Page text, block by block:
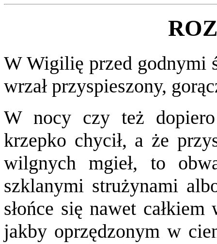
W Wigilię przed godnymi
wrzał przyspieszony,
W nocy czy też
krzepko chycił, a że
wilgnych mgieł, to
szklanymi strużynami
słońce się nawet
jakby oprzędzonym w